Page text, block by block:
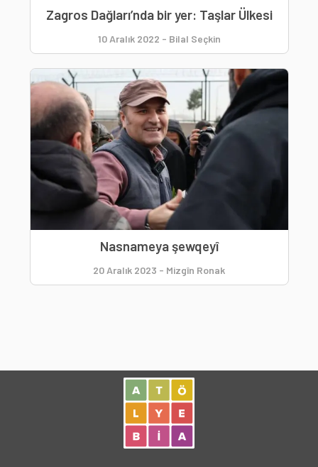
Zagros Dağları’nda bir yer: Taşlar Ülkesi
10 Aralık 2022 - Bilal Seçkin
Nasnameya şewqeyî
20 Aralık 2023 - Mizgîn Ronak